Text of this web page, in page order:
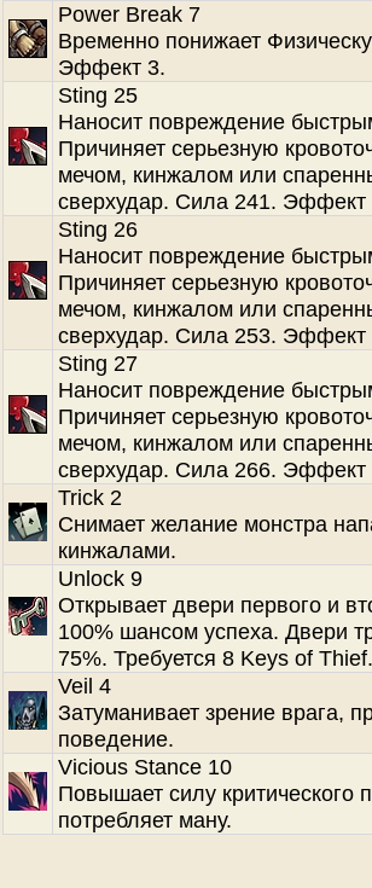
Power Break 7
Временно понижает
Эффект 3.
Sting 25
Наносит повреждение
Причиняет серьезную
мечом, кинжалом или
сверхудар. Сила 241. Эффект
Sting 26
Наносит повреждение
Причиняет серьезную
мечом, кинжалом или
сверхудар. Сила 253. Эффект
Sting 27
Наносит повреждение
Причиняет серьезную
мечом, кинжалом или
сверхудар. Сила 266. Эффект
Trick 2
Снимает желание монстра
кинжалами.
Unlock 9
Открывает двери первого и
100% шансом успеха. Двери
75%. Требуется 8 Keys of
Veil 4
Затуманивает зрение врага,
поведение.
Vicious Stance 10
Повышает силу критического
потребляет ману.